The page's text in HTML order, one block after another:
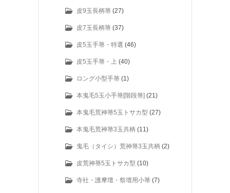
皮9玉長柄箒 (27)
皮7玉長柄箒 (37)
皮5玉手箒・特選 (46)
皮5玉手箒・上 (40)
ロング小型手箒 (1)
本鬼毛5玉小手箒[階段箒] (21)
本鬼毛荒神箒5玉トサカ型 (27)
本鬼毛荒神箒3玉共柄 (11)
鬼毛（タイシ）荒神箒3玉共柄 (2)
皮荒神箒5玉トサカ型 (10)
寺社・護摩壇・祭壇用小箒 (7)